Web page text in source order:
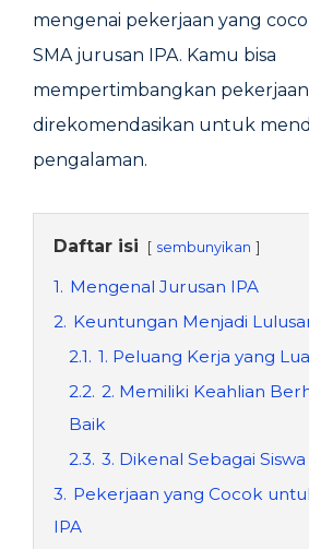
mengenai pekerjaan yang
SMA jurusan IPA. Kamu bisa
mempertimbangkan
direkomendasikan untuk
pengalaman.
Daftar isi sembunyikan
1. Mengenal Jurusan IPA
2. Keuntungan Menjadi
2.1. 1. Peluang Kerja yang
2.2. 2. Memiliki Keahlian
Baik
2.3. 3. Dikenal Sebagai
3. Pekerjaan yang Cocok
IPA